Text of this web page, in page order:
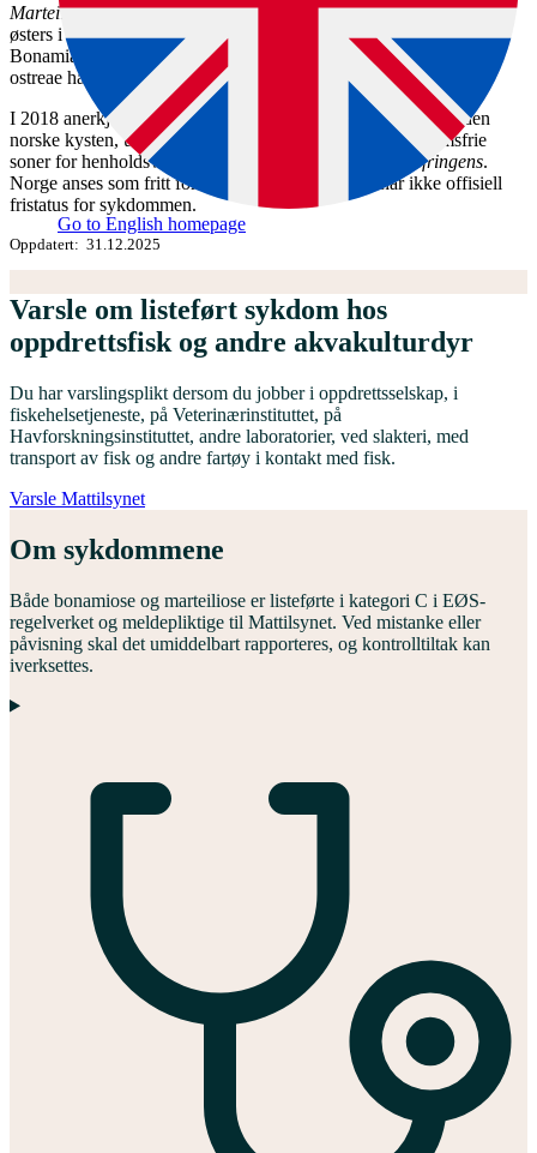
Go to English homepage
Marteilia refringensogBonamia exitiosahar aldri blitt påvist hos
østers i Norge. I 2008 stilte EUs referanselaboratorium diagnosen
Bonamia ostreae på en skjellprøve fra Arendal, men Bonamia
ostreae har ikke vært påvist i Norge hverken før eller siden.
I 2018 anerkjente EFTA Surveillance Authority (ESA) hele den
norske kysten, unntatt Aust-Agder og Bømlo, som sykdomsfrie
soner for henholdsvis
Marteilia refringens.
Norge anses som fritt for
, men har ikke offisiell
fristatus for sykdommen.
Oppdatert 31.12.2025
Varsle om listeført sykdom hos
oppdrettsfisk og andre akvakulturdyr
Du har varslingsplikt dersom du jobber i oppdrettsselskap, i
fiskehelsetjeneste, på Veterinærinstituttet, på
Havforskningsinstituttet, andre laboratorier, ved slakteri, med
transport av fisk og andre fartøy i kontakt med fisk.
Varsle Mattilsynet
Om sykdommene
Både bonamiose og marteiliose er listeførte i kategori C i EØS-
regelverket og meldepliktige til Mattilsynet. Ved mistanke eller
påvisning skal det umiddelbart rapporteres, og kontrolltiltak kan
iverksettes.